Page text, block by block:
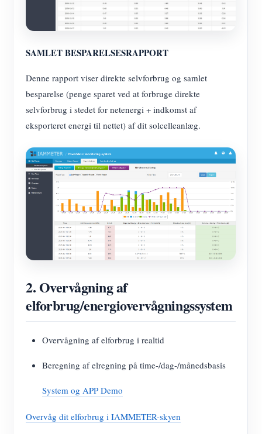
SAMLET BESPARELSESRAPPORT
Denne rapport viser direkte selvforbrug og samlet
besparelse (penge sparet ved at forbruge direkte
selvforbrug i stedet for netenergi + indkomst af
eksporteret energi til nettet) af dit solcelleanlæg.
2. Overvågning af
elforbrug/energiovervågningssystem
Overvågning af elforbrug i realtid
Beregning af elregning på time-/dag-/månedsbasis
System og APP Demo
Overvåg dit elforbrug i IAMMETER-skyen